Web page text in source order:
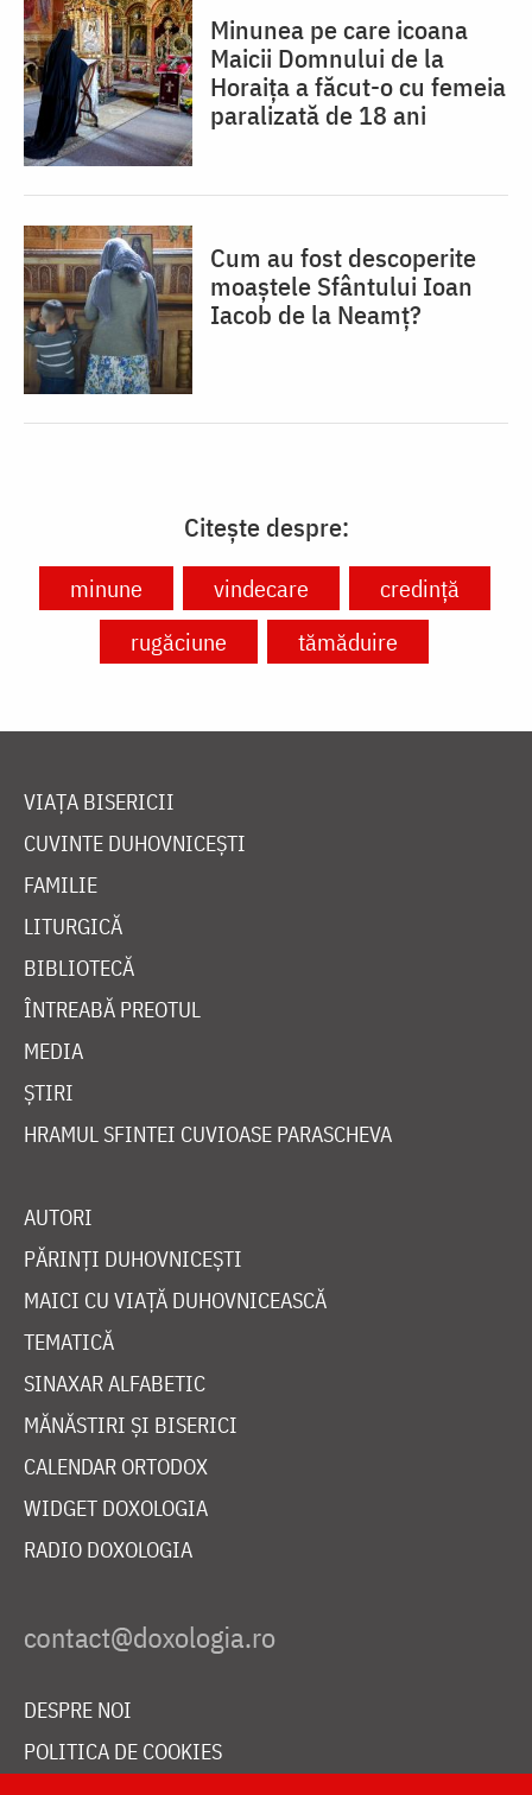
Minunea pe care icoana
Maicii Domnului de la
Horaița a făcut-o cu femeia
paralizată de 18 ani
Cum au fost descoperite
moaștele Sfântului Ioan
Iacob de la Neamț?
Citește despre:
minune vindecare
credință
rugăciune
tămăduire
VIAȚA BISERICII
CUVINTE DUHOVNICEȘTI
FAMILIE
LITURGICĂ
BIBLIOTECĂ
ÎNTREABĂ PREOTUL
MEDIA
ȘTIRI
HRAMUL SFINTEI CUVIOASE PARASCHEVA
AUTORI
PĂRINȚI DUHOVNICEȘTI
MAICI CU VIAȚĂ DUHOVNICEASCĂ
TEMATICĂ
SINAXAR ALFABETIC
MĂNĂSTIRI ȘI BISERICI
CALENDAR ORTODOX
WIDGET DOXOLOGIA
RADIO DOXOLOGIA
DESPRE NOI
POLITICA DE COOKIES